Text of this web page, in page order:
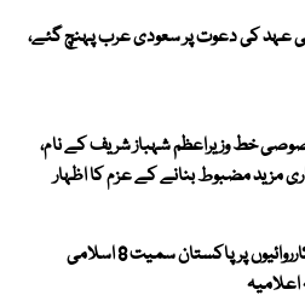
عہد کی دعوت پر سعودی عرب پہنچ گئے،
خط وزیراعظم شہباز شریف کے نام،
مزید مضبوط بنانے کے عزم کا اظہار
غزہ میں اسرائیلی کارروائیوں پر پاکستان سمیت 8 اسلامی